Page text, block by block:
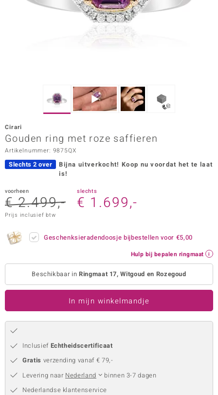
Vogue
in Italy
Paraíso
Collection
Cirari
Gouden ring met roze saffieren
Artikelnummer: 9875QX
Slechts 2 over Bijna uitverkocht! Koop nu voordat het te laat
is!
voorheen
€ 2.499,-
slechts
€ 1.699,-
Prijs inclusief btw
Geschenksieradendoosje bijbestellen voor €5,00
Hulp bij bepalen ringmaat
Beschikbaar in Ringmaat 17, Witgoud en Rozegoud
In mijn winkelmandje
Inclusief Echtheidscertificaat
Gratis verzending vanaf € 79,-
Levering naar Nederland
binnen 3-7 dagen
Nederlandse klantenservice